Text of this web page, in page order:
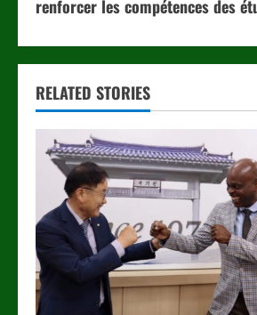
t
i
n
e
R
e
renforcer les compétences des
RELATED STORIES